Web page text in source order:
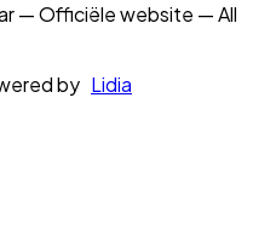
— Officiële website — All
by Lidia